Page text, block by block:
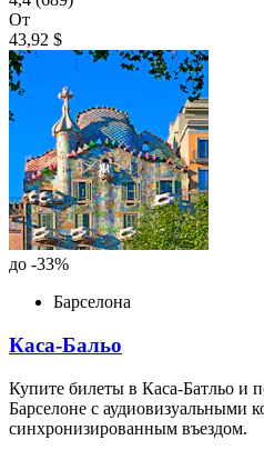
От
43,92 $
до -33%
Барселона
Каса-Бальо
Купите билеты в Каса-Батльо и
Барселоне с аудиовизуальными
синхронизированным въездом.